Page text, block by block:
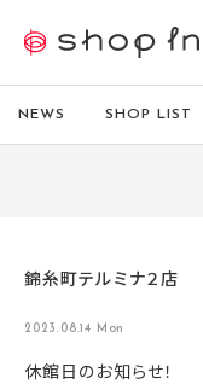
NEWS SHOP LIST
錦糸町テルミナ２店
2023.08.14 Mon
休館日のお知らせ！